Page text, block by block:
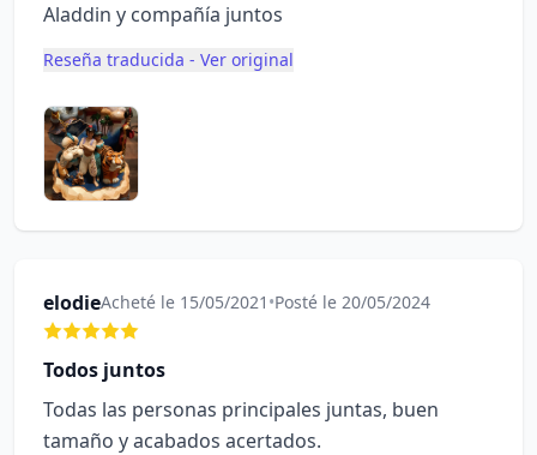
Aladdin y compañía juntos
Reseña traducida - Ver original
elodieAcheté le 15/05/2021 •Posté le 20/05/2024
Todos juntos
Todas las personas principales juntas, buen
tamaño y acabados acertados.